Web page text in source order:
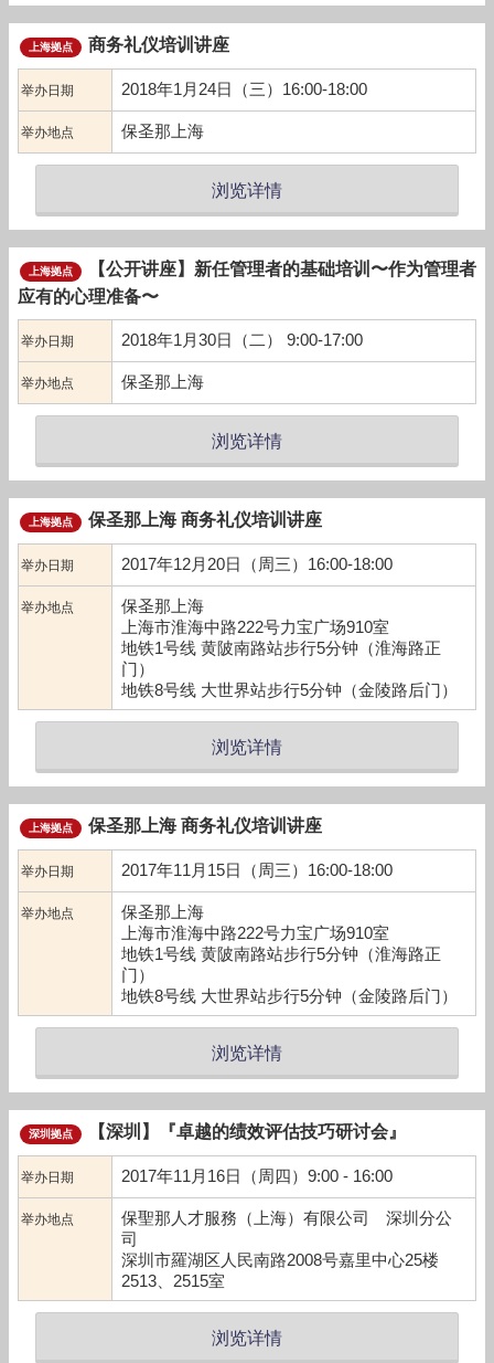
上海拠点 商务礼仪培训讲座
举办日期 2018年1月24日（三）16:00-18:00
举办地点 保圣那上海
浏览详情
上海拠点
【公开讲座】新任管理者的基础培训〜作为管理者
应有的心理准备〜
举办日期 2018年1月30日（二） 9:00-17:00
举办地点 保圣那上海
浏览详情
上海拠点 保圣那上海 商务礼仪培训讲座
举办日期 2017年12月20日（周三）16:00-18:00
举办地点
保圣那上海
上海市淮海中路222号力宝广场910室
地铁1号线 黄陂南路站步行5分钟（淮海路正
门）
地铁8号线 大世界站步行5分钟（金陵路后门）
浏览详情
上海拠点 保圣那上海 商务礼仪培训讲座
举办日期 2017年11月15日（周三）16:00-18:00
举办地点
保圣那上海
上海市淮海中路222号力宝广场910室
地铁1号线 黄陂南路站步行5分钟（淮海路正
门）
地铁8号线 大世界站步行5分钟（金陵路后门）
浏览详情
深圳拠点 【深圳】『卓越的绩效评估技巧研讨会』
举办日期 2017年11月16日（周四）9:00 - 16:00
举办地点
保聖那人才服務（上海）有限公司 深圳分公
司
深圳市羅湖区人民南路2008号嘉里中心25楼
2513、2515室
浏览详情